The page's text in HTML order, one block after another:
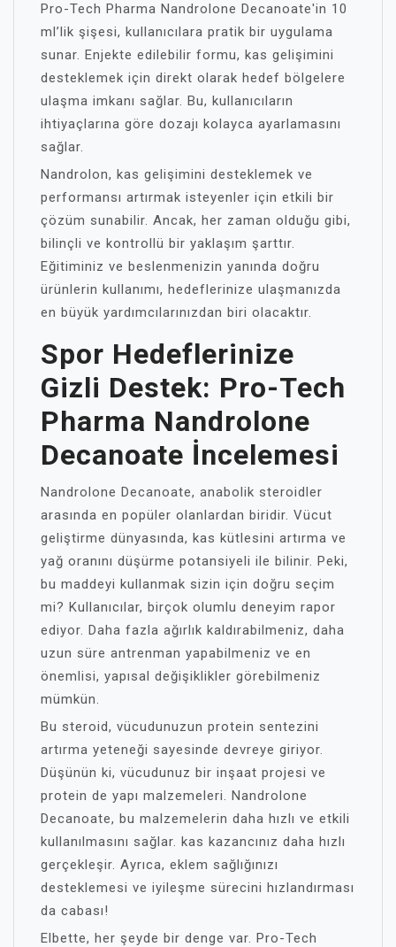
Pro-Tech Pharma Nandrolone Decanoate'in 10
ml’lik şişesi, kullanıcılara pratik bir uygulama
sunar. Enjekte edilebilir formu, kas gelişimini
desteklemek için direkt olarak hedef bölgelere
ulaşma imkanı sağlar. Bu, kullanıcıların
ihtiyaçlarına göre dozajı kolayca ayarlamasını
sağlar.
Nandrolon, kas gelişimini desteklemek ve
performansı artırmak isteyenler için etkili bir
çözüm sunabilir. Ancak, her zaman olduğu gibi,
bilinçli ve kontrollü bir yaklaşım şarttır.
Eğitiminiz ve beslenmenizin yanında doğru
ürünlerin kullanımı, hedeflerinize ulaşmanızda
en büyük yardımcılarınızdan biri olacaktır.
Spor Hedeflerinize
Gizli Destek: Pro-Tech
Pharma Nandrolone
Decanoate İncelemesi
Nandrolone Decanoate, anabolik steroidler
arasında en popüler olanlardan biridir. Vücut
geliştirme dünyasında, kas kütlesini artırma ve
yağ oranını düşürme potansiyeli ile bilinir. Peki,
bu maddeyi kullanmak sizin için doğru seçim
mi? Kullanıcılar, birçok olumlu deneyim rapor
ediyor. Daha fazla ağırlık kaldırabilmeniz, daha
uzun süre antrenman yapabilmeniz ve en
önemlisi, yapısal değişiklikler görebilmeniz
mümkün.
Bu steroid, vücudunuzun protein sentezini
artırma yeteneği sayesinde devreye giriyor.
Düşünün ki, vücudunuz bir inşaat projesi ve
protein de yapı malzemeleri. Nandrolone
Decanoate, bu malzemelerin daha hızlı ve etkili
kullanılmasını sağlar. kas kazancınız daha hızlı
gerçekleşir. Ayrıca, eklem sağlığınızı
desteklemesi ve iyileşme sürecini hızlandırması
da cabası!
Elbette, her şeyde bir denge var. Pro-Tech